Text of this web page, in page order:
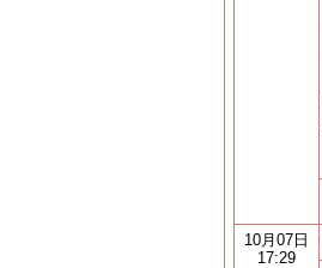
10月07日
17:29